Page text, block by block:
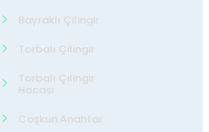
Bayraklı Çilingir
Torbalı Çilingir
Torbalı Çilingir
Hocası
Coşkun Anahtar